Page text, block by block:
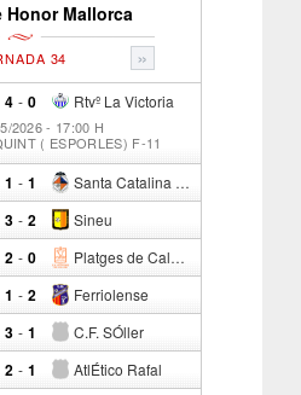
Honor Mallorca
»
34
4 - Rtvº La Victoria
0
2026 - 17:00 H
( ESPORLES) F-11
1 - Santa Catalina Atº
1
3 - Sineu
2
2 - Platges de Calvia "B"
0
1 - Ferriolense
2
3 - C.F. SÓller
1
2 - AtlÉtico Rafal
1